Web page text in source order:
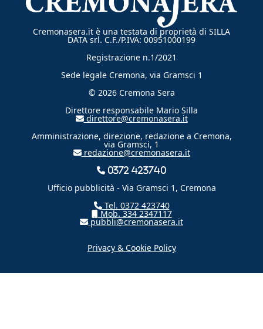
Cremonasera.it è una testata di proprietà di SILLA
DATA srl. C.F./P.IVA: 00951000199
Registrazione n.1/2021
Sede legale Cremona, via Gramsci 1
© 2026 Cremona Sera
Direttore responsabile Mario Silla
direttore@cremonasera.it
Amministrazione, direzione, redazione a Cremona,
via Gramsci, 1
redazione@cremonasera.it
0372 423740
Ufficio pubblicità - Via Gramsci 1, Cremona
Tel. 0372 423740
Mob. 334 2347117
pubbli@cremonasera.it
Privacy & Cookie Policy